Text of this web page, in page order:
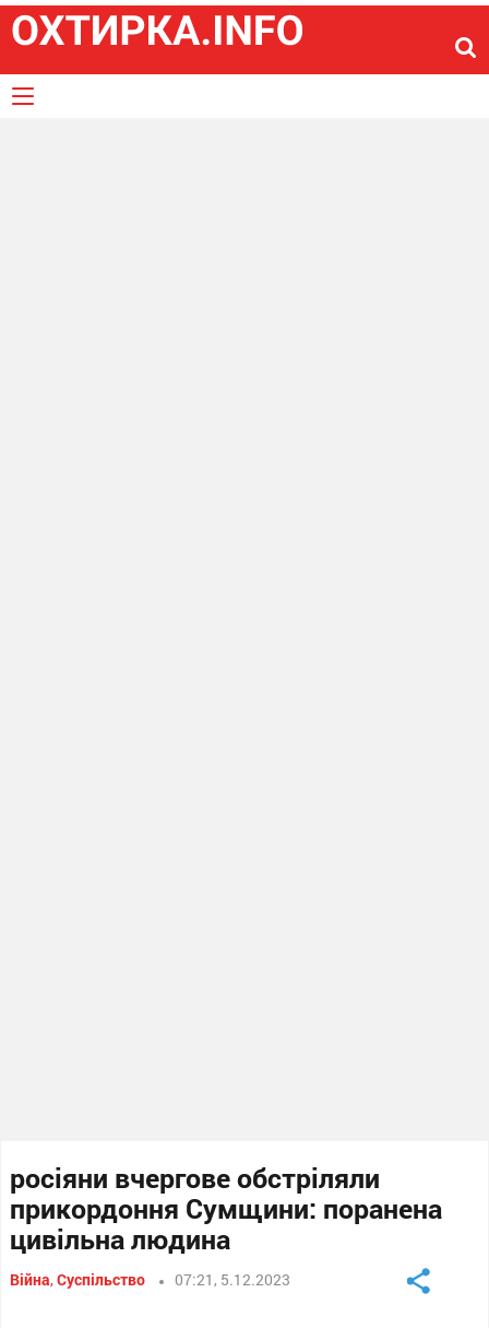
росіяни вчергове обстріляли
прикордоння Сумщини: поранена
цивільна людина
Війна,Суспільство 07:21, 5.12.2023